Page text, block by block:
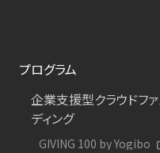
プログラム
企業支援型クラウドフ
ディング
GIVING 100 by Yogibo